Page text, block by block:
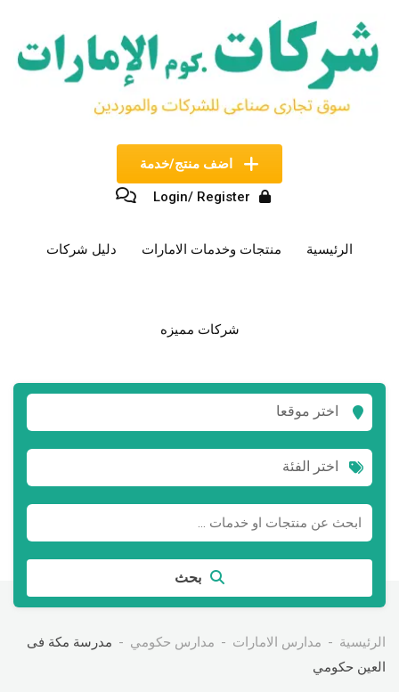
المحتوى
اضف منتج/خدمة
Login/ Register
الرئيسية منتجات وخدمات الامارات دليل شركات
شركات مميزه
اختر موقعا
اختر الفئة
بحث
الرئيسية مدارس الامارات مدارس حكومي
مدرسة مكة فى
العين حكومي